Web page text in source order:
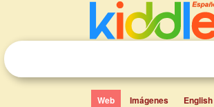
Web Imágenes English